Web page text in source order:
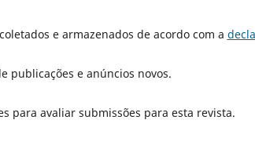
e armazenados de acordo com a
publicações e anúncios novos.
para avaliar submissões para esta revista.